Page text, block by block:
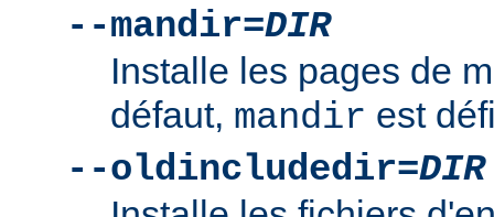
--mandir=DIR
Installe les pages de
défaut, mandir est
--oldincludedir=DIR